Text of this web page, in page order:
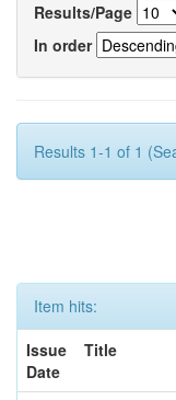
Results/Page
In order
Results 1-1 of 1
Item hits:
Issue
Date
Title